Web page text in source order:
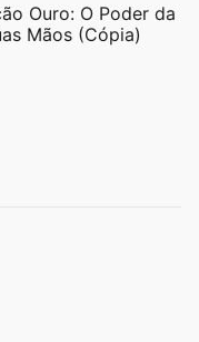
Ouro: O Poder da
Mãos (Cópia)